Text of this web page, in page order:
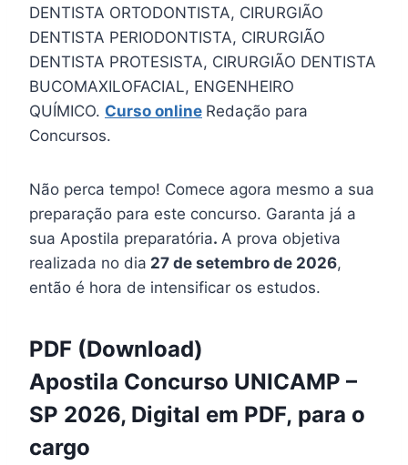
DENTISTA ORTODONTISTA, CIRURGIÃO
DENTISTA PERIODONTISTA, CIRURGIÃO
DENTISTA PROTESISTA, CIRURGIÃO DENTISTA
BUCOMAXILOFACIAL, ENGENHEIRO
QUÍMICO. Curso online Redação para
Concursos.
Não perca tempo! Comece agora mesmo a sua
preparação para este concurso. Garanta já a
sua Apostila preparatória. A prova objetiva
realizada no dia 27 de setembro de 2026,
então é hora de intensificar os estudos.
PDF (Download)
Apostila Concurso UNICAMP –
SP 2026, Digital em PDF, para o
cargo